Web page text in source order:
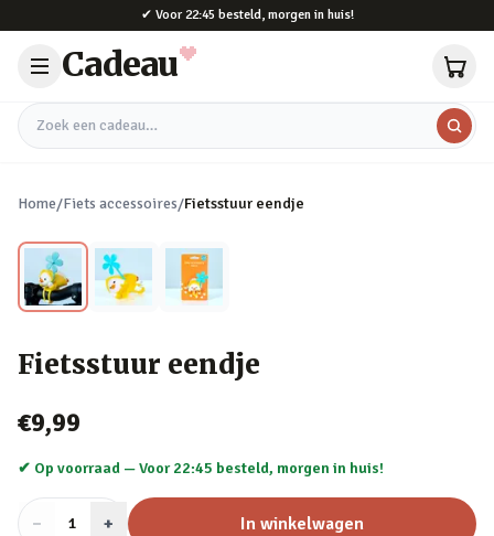
✔ Voor 22:45 besteld, morgen in huis!
Cadeau
Zoek een cadeau
Home/Fiets accessoires/Fietsstuur eendje
Fietsstuur eendje
€9,99
✔ Op voorraad —Voor 22:45 besteld, morgen in huis!
− Aantal
1 + In winkelwagen